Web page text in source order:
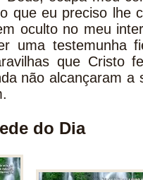
que eu preciso lhe
oculto no meu
uma testemunha
que Cristo
não alcançaram a
do Dia